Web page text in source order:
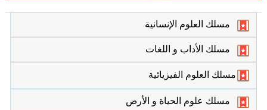
مسلك العلوم الإنسانية
مسلك الأداب و اللغات
مسلك العلوم الفيزيائية
مسلك علوم الحياة و الأرض